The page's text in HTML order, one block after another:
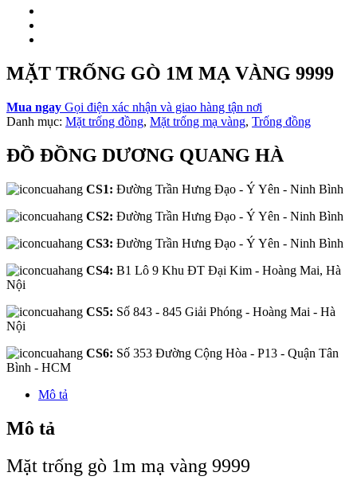
MẶT TRỐNG GÒ 1M MẠ VÀNG 9999
Mua ngay Gọi điện xác nhận và giao hàng tận nơi
Danh mục: Mặt trống đồng, Mặt trống mạ vàng, Trống đồng
ĐỒ ĐỒNG DƯƠNG QUANG HÀ
CS1: Đường Trần Hưng Đạo - Ý Yên - Ninh Bình
CS2: Đường Trần Hưng Đạo - Ý Yên - Ninh Bình
CS3: Đường Trần Hưng Đạo - Ý Yên - Ninh Bình
CS4: B1 Lô 9 Khu ĐT Đại Kim - Hoàng Mai, Hà
Nội
CS5: Số 843 - 845 Giải Phóng - Hoàng Mai - Hà
Nội
CS6: Số 353 Đường Cộng Hòa - P13 - Quận Tân
Bình - HCM
Mô tả
Mô tả
Mặt trống gò 1m mạ vàng 9999